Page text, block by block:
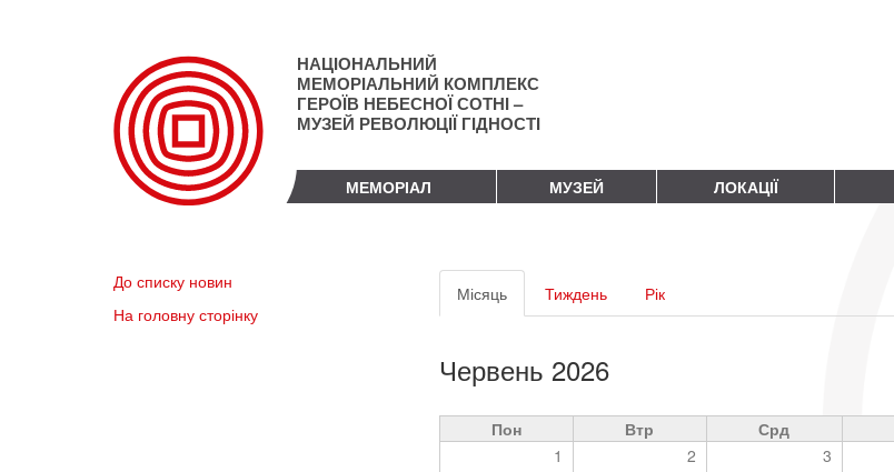
НАЦІОНАЛЬНИЙ
МЕМОРІАЛЬНИЙ КОМПЛЕКС
ГЕРОЇВ НЕБЕСНОЇ СОТНІ –
МУЗЕЙ РЕВОЛЮЦІЇ ГІДНОСТІ
МЕМОРІАЛ МУЗЕЙ ЛОКАЦІЇ
До списку новин
На головну сторінку
Первинні
вкладки
Місяць(активна
вкладка)
Тиждень Рік
Червень 2026
Пон Втр Срд
1
2 3